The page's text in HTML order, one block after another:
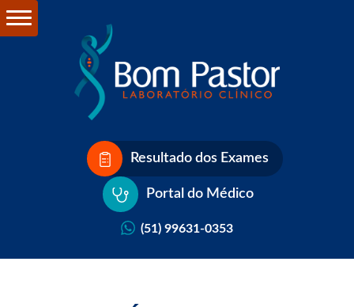
Resultado dos Exames
Portal do Médico
(51) 99631-0353